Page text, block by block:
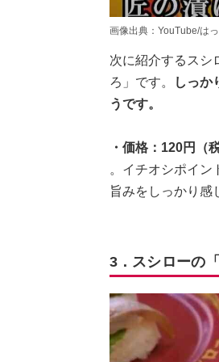
画像出典：YouTube/は
次に紹介するスシ
ろ」です。
しっか
うです。
・価格：120円（
。イチオシポイン
旨みをしっかり感
3．スシローの